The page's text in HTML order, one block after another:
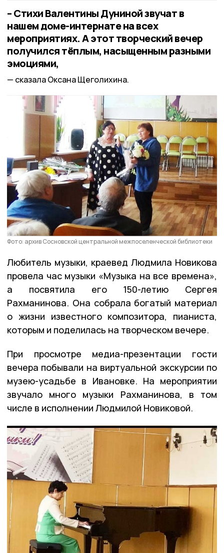
– Стихи Валентины Дуниной звучат в
нашем доме-интернате на всех
мероприятиях. А этот творческий вечер
получился тёплым, насыщенным разными
эмоциями,
сказала Оксана Щеголихина.
Фото: архив Сосновской центральной межпоселенческой библиотеки
Любитель музыки, краевед Людмила Новикова
провела час музыки «Музыка на все времена»,
а посвятила его 150-летию Сергея
Рахманинова. Она собрала богатый материал
о жизни известного композитора, пианиста,
которым и поделилась на творческом вечере.
При просмотре медиа-презентации гости
вечера побывали на виртуальной экскурсии по
музею-усадьбе в Ивановке. На мероприятии
звучало много музыки Рахманинова, в том
числе в исполнении Людмилой Новиковой.